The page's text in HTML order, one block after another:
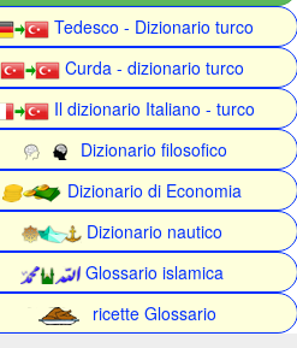
Tedesco - Dizionario turco
Curda - dizionario turco
Il dizionario Italiano - turco
Dizionario filosofico
Dizionario di Economia
Dizionario nautico
Glossario islamica
ricette Glossario